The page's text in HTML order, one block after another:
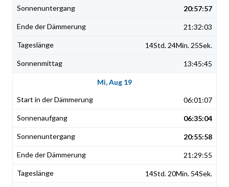
20:57:57
21:32:03
14Std. 24Min. 25Sek.
13:45:45
Mi, Aug 19
06:01:07
06:35:04
20:55:58
21:29:55
14Std. 20Min. 54Sek.